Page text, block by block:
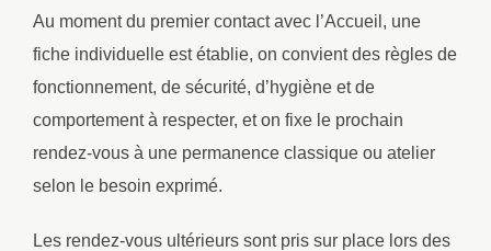
Au moment du premier contact avec l’Accueil, une
fiche individuelle est établie, on convient des règles de
fonctionnement, de sécurité, d’hygiène et de
comportement à respecter, et on fixe le prochain
rendez-vous à une permanence classique ou atelier
selon le besoin exprimé.
Les rendez-vous ultérieurs sont pris sur place lors des